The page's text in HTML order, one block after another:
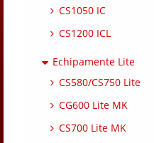
CS1050 IC
CS1200 ICL
Echipamente Lite
CS580/CS750 Lite
CG600 Lite MK
CS700 Lite MK